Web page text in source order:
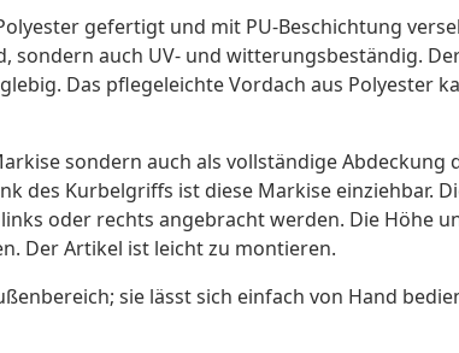
gefertigt und mit PU-Beschichtung
sondern auch UV- und witterungsbeständig.
Das pflegeleichte Vordach aus Polyester
sondern auch als vollständige Abdeckung
des Kurbelgriffs ist diese Markise einziehbar.
oder rechts angebracht werden. Die Höhe
Der Artikel ist leicht zu montieren.
sie lässt sich einfach von Hand